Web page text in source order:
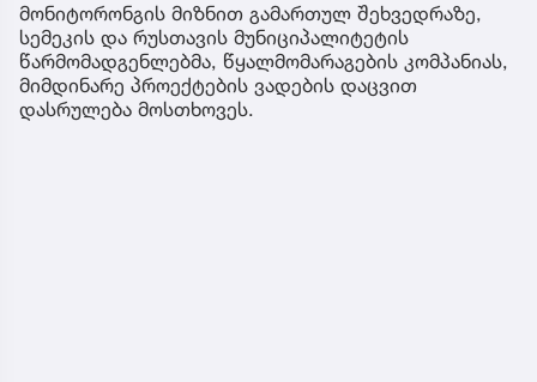
მონიტორონგის მიზნით გამართულ შეხვედრაზე,
სემეკის და რუსთავის მუნიციპალიტეტის
წარმომადგენლებმა, წყალმომარაგების კომპანიას,
მიმდინარე პროექტების ვადების დაცვით
დასრულება მოსთხოვეს.